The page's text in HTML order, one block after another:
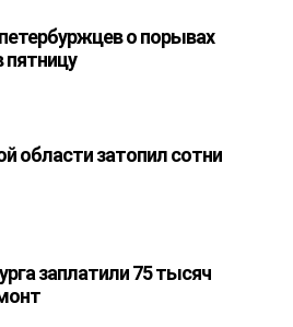
о порывах
области затопил сотни
заплатили 75 тысяч